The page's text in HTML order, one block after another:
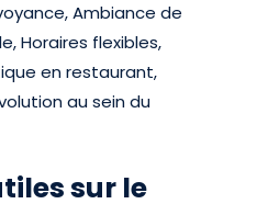
Ambiance de
Horaires flexibles,
en restaurant,
au sein du
sur le